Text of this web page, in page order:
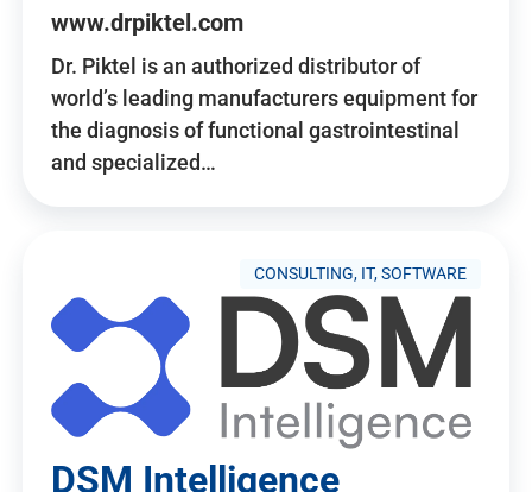
www.drpiktel.com
Dr. Piktel is an authorized distributor of
world’s leading manufacturers equipment for
the diagnosis of functional gastrointestinal
and specialized…
CONSULTING, IT, SOFTWARE
DSM Intelligence